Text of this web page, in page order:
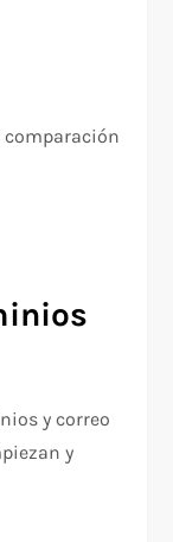
comparación
y correo
y